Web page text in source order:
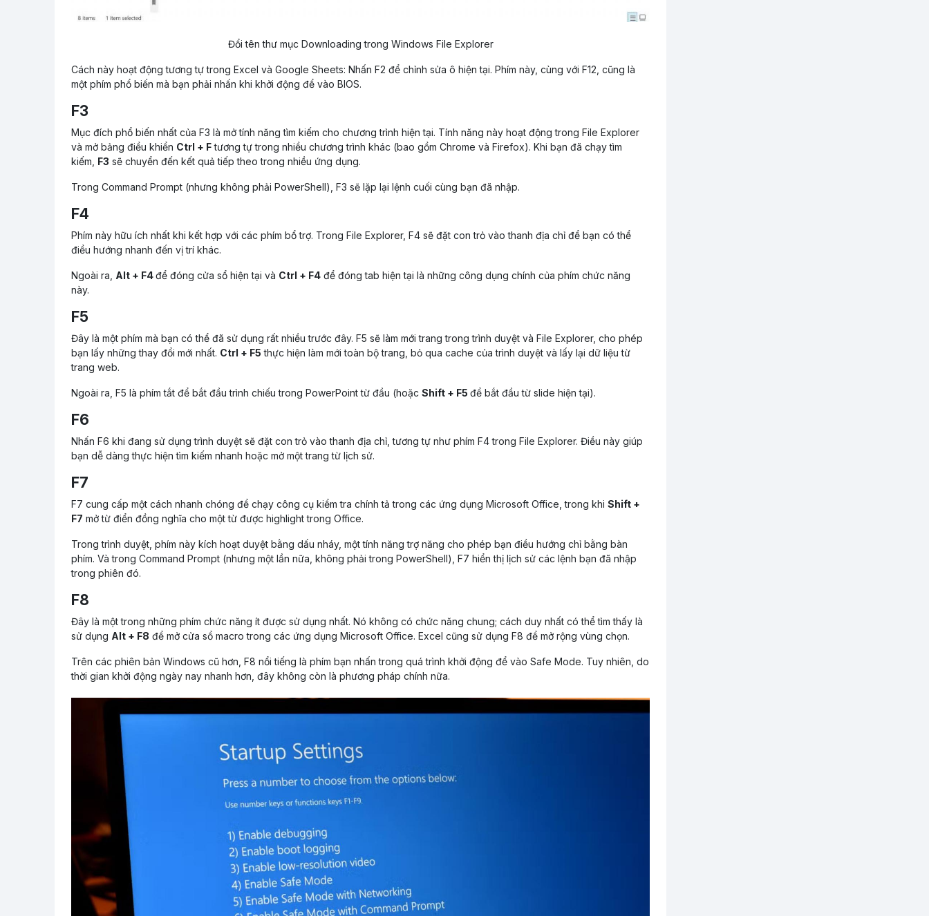
Đổi tên thư mục Downloading trong Windows File Explorer
Cách này hoạt động tương tự trong Excel và Google Sheets: Nhấn F2 để chỉnh sửa ô hiện tại. Phím này, cùng với F12, cũng là
một phím phổ biến mà bạn phải nhấn khi khởi động để vào BIOS.
F3
Mục đích phổ biến nhất của F3 là mở tính năng tìm kiếm cho chương trình hiện tại. Tính năng này hoạt động trong File Explorer
và mở bảng điều khiển Ctrl + Ftương tự trong nhiều chương trình khác (bao gồm Chrome và Firefox). Khi bạn đã chạy tìm
kiếm, F3 sẽ chuyển đến kết quả tiếp theo trong nhiều ứng dụng.
Trong Command Prompt (nhưng không phải PowerShell), F3 sẽ lặp lại lệnh cuối cùng bạn đã nhập.
F4
Phím này hữu ích nhất khi kết hợp với các phím bổ trợ. Trong File Explorer, F4 sẽ đặt con trỏ vào thanh địa chỉ để bạn có thể
điều hướng nhanh đến vị trí khác.
Ngoài ra, Alt + F4để đóng cửa sổ hiện tại và Ctrl + F4 để đóng tab hiện tại là những công dụng chính của phím chức năng
này.
F5
Đây là một phím mà bạn có thể đã sử dụng rất nhiều trước đây. F5 sẽ làm mới trang trong trình duyệt và File Explorer, cho phép
bạn lấy những thay đổi mới nhất. Ctrl + F5 thực hiện làm mới toàn bộ trang, bỏ qua cache của trình duyệt và lấy lại dữ liệu từ
trang web.
Ngoài ra, F5 là phím tắt để bắt đầu trình chiếu trong PowerPoint từ đầu (hoặcShift + F5để bắt đầu từ slide hiện tại).
F6
Nhấn F6 khi đang sử dụng trình duyệt sẽ đặt con trỏ vào thanh địa chỉ, tương tự như phím F4 trong File Explorer. Điều này giúp
bạn dễ dàng thực hiện tìm kiếm nhanh hoặc mở một trang từ lịch sử.
F7
F7 cung cấp một cách nhanh chóng để chạy công cụ kiểm tra chính tả trong các ứng dụng Microsoft Office, trong khiShift +
F7 mở từ điển đồng nghĩa cho một từ được highlight trong Office.
Trong trình duyệt, phím này kích hoạt duyệt bằng dấu nháy, một tính năng trợ năng cho phép bạn điều hướng chỉ bằng bàn
phím. Và trong Command Prompt (nhưng một lần nữa, không phải trong PowerShell), F7 hiển thị lịch sử các lệnh bạn đã nhập
trong phiên đó.
F8
Đây là một trong những phím chức năng ít được sử dụng nhất. Nó không có chức năng chung; cách duy nhất có thể tìm thấy là
sử dụng Alt + F8 để mở cửa sổ macro trong các ứng dụng Microsoft Office. Excel cũng sử dụng F8 để mở rộng vùng chọn.
Trên các phiên bản Windows cũ hơn, F8 nổi tiếng là phím bạn nhấn trong quá trình khởi động để vào Safe Mode. Tuy nhiên, do
thời gian khởi động ngày nay nhanh hơn, đây không còn là phương pháp chính nữa.